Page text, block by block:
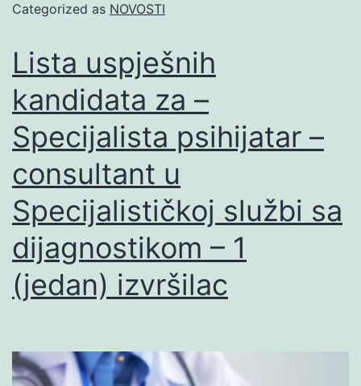
Categorized as NOVOSTI
Lista uspješnih
kandidata za –
Specijalista psihijatar –
consultant u
Specijalističkoj službi sa
dijagnostikom – 1
(jedan) izvršilac